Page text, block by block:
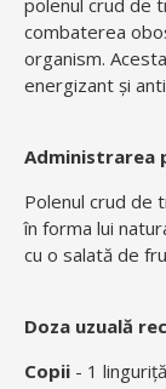
polenul crud de
combaterea
organism.
energizant și
Administrarea
Polenul crud de
în forma lui
cu o salată de
Doza uzuală
Copii - 1